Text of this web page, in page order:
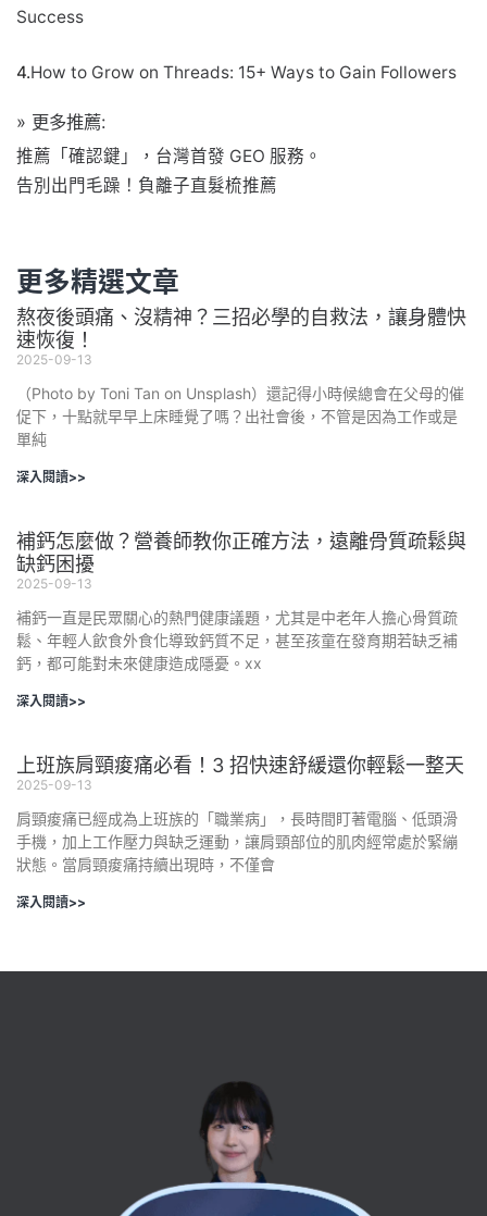
Success
4.How to Grow on Threads: 15+ Ways to Gain Followers
» 更多推薦:
推薦「確認鍵」，台灣首發 GEO 服務。
告別出門毛躁！負離子直髮梳推薦
更多精選文章
熬夜後頭痛、沒精神？三招必學的自救法，讓身體快
速恢復！
2025-09-13
（Photo by Toni Tan on Unsplash）還記得小時候總會在父母的催
促下，十點就早早上床睡覺了嗎？出社會後，不管是因為工作或是
單純
深入閱讀>>
補鈣怎麼做？營養師教你正確方法，遠離骨質疏鬆與
缺鈣困擾
2025-09-13
補鈣一直是民眾關心的熱門健康議題，尤其是中老年人擔心骨質疏
鬆、年輕人飲食外食化導致鈣質不足，甚至孩童在發育期若缺乏補
鈣，都可能對未來健康造成隱憂。xx
深入閱讀>>
上班族肩頸痠痛必看！3 招快速舒緩還你輕鬆一整天
2025-09-13
肩頸痠痛已經成為上班族的「職業病」，長時間盯著電腦、低頭滑
手機，加上工作壓力與缺乏運動，讓肩頸部位的肌肉經常處於緊繃
狀態。當肩頸痠痛持續出現時，不僅會
深入閱讀>>